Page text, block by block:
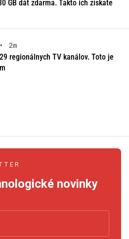
GB dát zdarma. Takto ich získate
•
2m
regionálnych TV kanálov. Toto je
novinky